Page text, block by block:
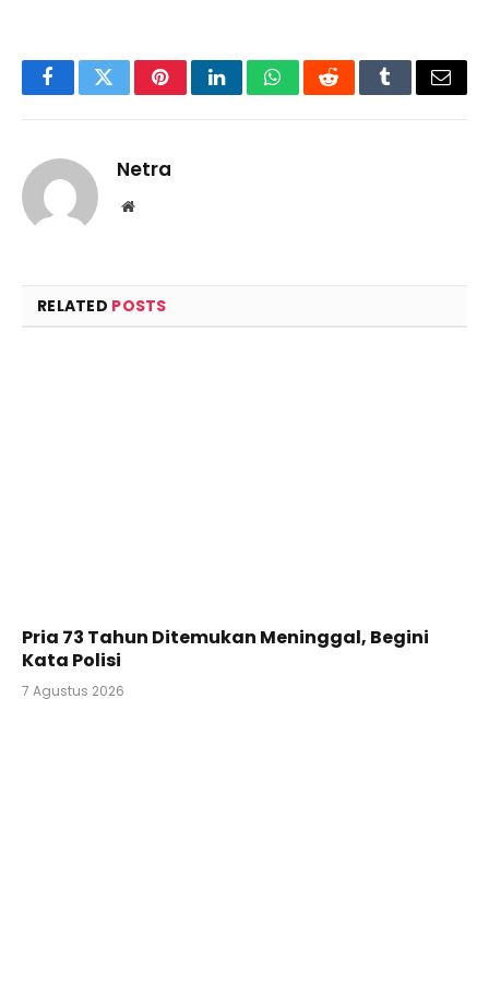
FacebookTwitterPinterestLinkedInWhatsAppRedditTumblrEmail
Netra
Website
RELATED POSTS
Pria 73 Tahun Ditemukan Meninggal, Begini
Kata Polisi
7 Agustus 2026